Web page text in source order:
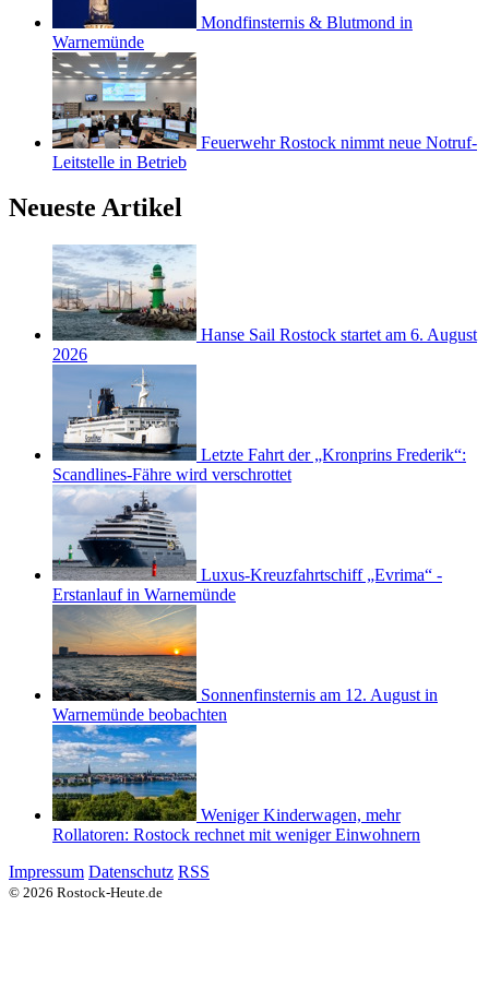
Mondfinsternis & Blutmond in
Warnemünde
Feuerwehr Rostock nimmt neue Notruf-
Leitstelle in Betrieb
Neueste Artikel
Hanse Sail Rostock startet am 6. August
2026
Letzte Fahrt der „Kronprins Frederik“:
Scandlines-Fähre wird verschrottet
Luxus-Kreuzfahrtschiff „Evrima“ -
Erstanlauf in Warnemünde
Sonnenfinsternis am 12. August in
Warnemünde beobachten
Weniger Kinderwagen, mehr
Rollatoren: Rostock rechnet mit weniger Einwohnern
Impressum Datenschutz RSS
© 2026 Rostock-Heute.de